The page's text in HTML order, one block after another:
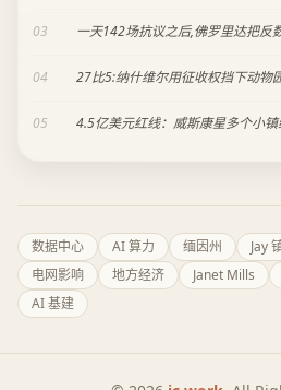
03 一天142场抗议之后,佛罗里达把反
04 27比5:纳什维尔用征收权挡下动物
05 4.5亿美元红线：威斯康星多个小
数据中心 AI 算力 缅因州 Jay
电网影响
地方经济 Janet Mills
AI 基建